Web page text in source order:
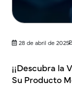
28 de abril de 2025
¡¡Descubra la
Su Producto